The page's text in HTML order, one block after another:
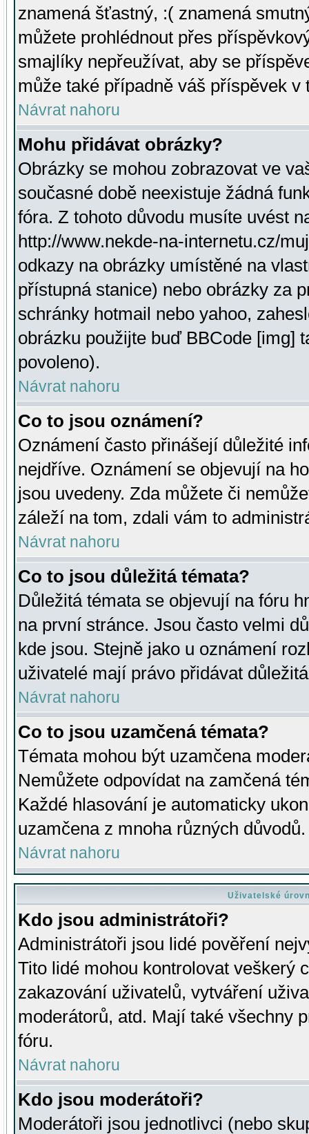
znamená šťastný, :( znamená
můžete prohlédnout přes
smajlíky nepřeužívat, aby se
může také případně váš příspěvek v
Návrat nahoru
Mohu přidávat obrázky?
Obrázky se mohou zobrazovat ve
současné době neexistuje žádná
fóra. Z tohoto důvodu musíte uvést
http://www.nekde-na-internetu.cz/
odkazy na obrázky umístěné na
přístupná stanice) nebo obrázky za
schránky hotmail nebo yahoo,
obrázku použijte buď BBCode [img]
povoleno).
Návrat nahoru
Co to jsou oznámení?
Oznámení často přinášejí důležité
nejdříve. Oznámení se objevují na
jsou uvedeny. Zda můžete či
záleží na tom, zdali vám to
Návrat nahoru
Co to jsou důležitá témata?
Důležitá témata se objevují na fóru
na první stránce. Jsou často velmi
kde jsou. Stejně jako u oznámení
uživatelé mají právo přidávat
Návrat nahoru
Co to jsou uzamčená témata?
Témata mohou být uzamčena
Nemůžete odpovídat na zamčená
Každé hlasování je automaticky
uzamčena z mnoha různých důvodů.
Návrat nahoru
Uživatelské
Kdo jsou administrátoři?
Administrátoři jsou lidé pověření
Tito lidé mohou kontrolovat veškerý
zakazování uživatelů, vytváření
moderátorů, atd. Mají také všechny
fóru.
Návrat nahoru
Kdo jsou moderátoři?
Moderátoři jsou jednotlivci (nebo